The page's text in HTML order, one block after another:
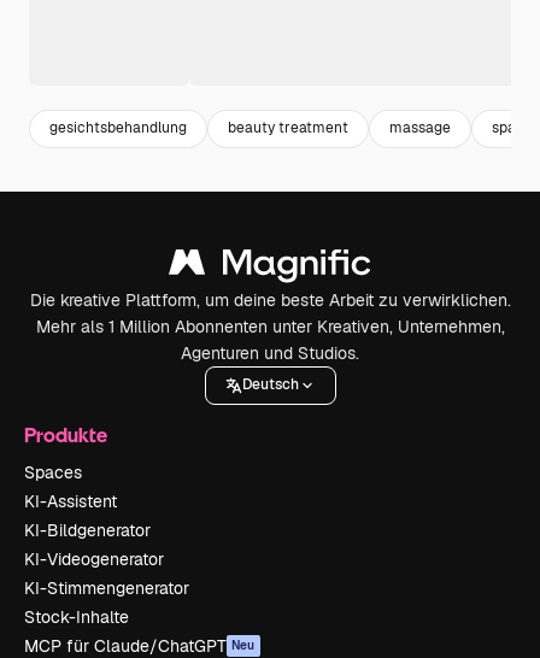
gesichtsbehandlung beauty treatment massage spa
Die kreative Plattform, um deine beste Arbeit zu verwirklichen.
Mehr als 1 Million Abonnenten unter Kreativen, Unternehmen,
Agenturen und Studios.
Deutsch
Produkte
Spaces
KI-Assistent
KI-Bildgenerator
KI-Videogenerator
KI-Stimmengenerator
Stock-Inhalte
MCP für Claude/ChatGPT Neu